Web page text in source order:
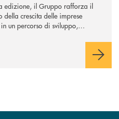
edizione, il Gruppo rafforza il
crescita delle imprese
un percorso di sviluppo,